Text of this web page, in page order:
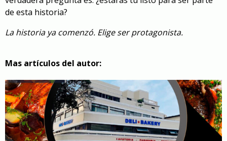
de esta historia?
La historia ya comenzó. Elige ser protagonista.
Mas artículos del autor: